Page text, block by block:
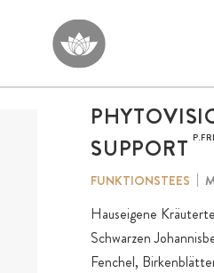
SUPPORT
FUNKTIONSTEES
Hauseigene
Schwarzen
Fenchel,